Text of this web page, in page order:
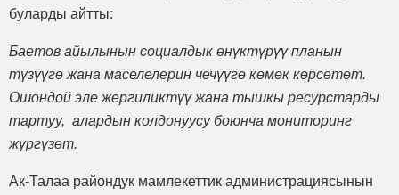
буларды айтты:
Баетов айылынын социалдык өнүктүрүү планын
түзүүгө жана маселелерин чечүүгө көмөк көрсөтөт.
Ошондой эле жергиликтүү жана тышкы ресурстарды
тартуу, алардын колдонуусу боюнча мониторинг
жүргүзөт.
Ак-Талаа райондук мамлекеттик администрациясынын